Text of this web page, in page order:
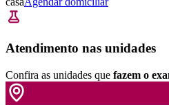
Atendimento nas unidades
Confira as unidades que fazem o